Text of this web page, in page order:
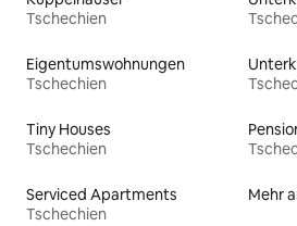
Tschechien
Eigentumswohnungen
Tschechien
Tiny Houses
Tschechien
Serviced Apartments
Tschechien
Mehr